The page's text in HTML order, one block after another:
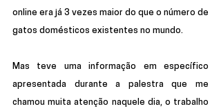
online era já 3 vezes maior do que o número de
gatos domésticos existentes no mundo.
Mas teve uma informação em específico
apresentada durante a palestra que me
chamou muita atenção naquele dia, o trabalho